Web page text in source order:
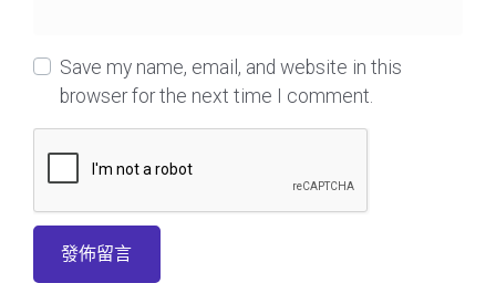
Save my name, email, and website in this
browser for the next time I comment.